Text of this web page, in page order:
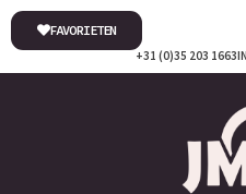
+31 (0)35 203 1663
FAVORIETEN